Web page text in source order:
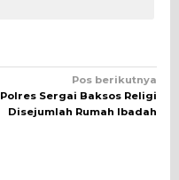
Pos berikutnya
Polres Sergai Baksos Religi
Disejumlah Rumah Ibadah